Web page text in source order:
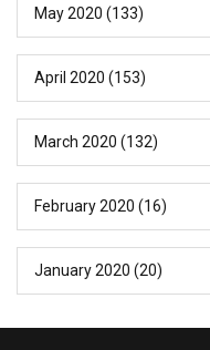
May 2020 (133)
April 2020 (153)
March 2020 (132)
February 2020 (16)
January 2020 (20)